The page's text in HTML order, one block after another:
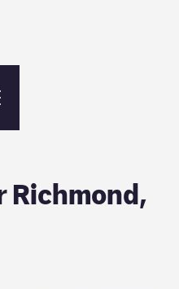
Richmond,